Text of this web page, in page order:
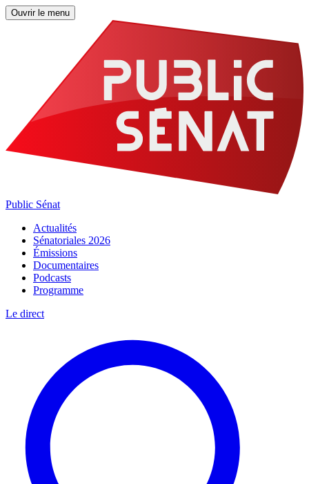
Ouvrir le menu
Public Sénat
Actualités
Sénatoriales 2026
Émissions
Documentaires
Podcasts
Programme
Le direct